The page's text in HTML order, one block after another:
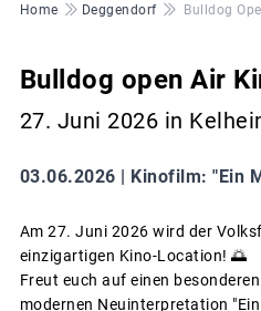
Pfadnavigation
Home Deggendorf Bulldog
Bulldog open Air
27. Juni 2026 in
03.06.2026 | Kinofilm: "Ein
Am 27. Juni 2026 wird der
einzigartigen Kino-Location! 🌅
Freut euch auf einen
modernen Neuinterpretation